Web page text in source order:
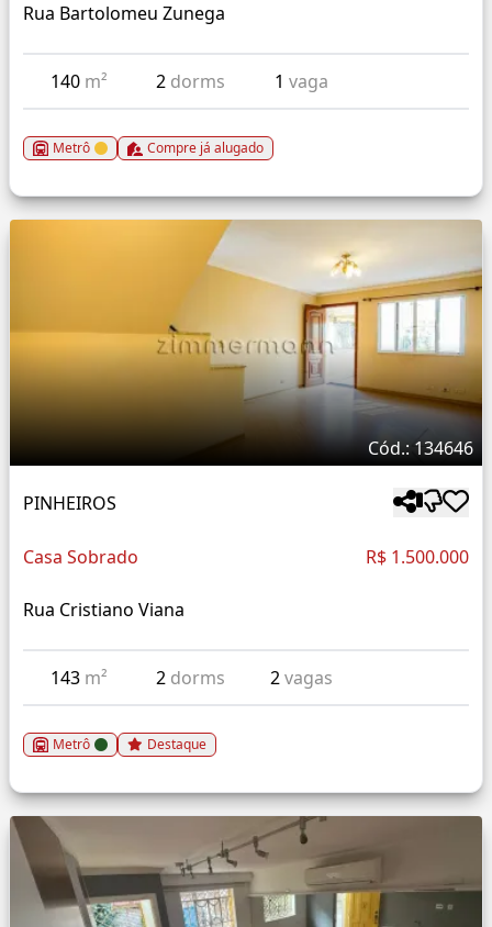
Rua Bartolomeu Zunega
140 m² 2 dorms 1vaga
Metrô Compre já alugado
Cód.: 134646
PINHEIROS
Casa Sobrado R$ 1.500.000
Rua Cristiano Viana
143 m² 2 dorms 2vagas
Metrô Destaque